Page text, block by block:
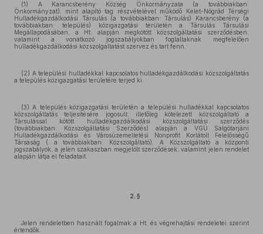
(1) A Karancsberény Község Önkormányzata (a továbbiakban:
Önkormányzat), mint alapító tag részvételével működő Kelet-Nógrád Térségi
Hulladékgazdálkodási Társulás (a továbbiakban: Társulás) Karancsberény (a
továbbiakban: település) közigazgatási területén a Társulás Társulási
Megállapodásában, a Ht. alapján megkötött közszolgáltatási szerződésben,
valamint a vonatkozó jogszabályokban foglaltaknak megfelelően
hulladékgazdálkodási közszolgáltatást szervez és tart fenn.
(2) A települési hulladékkal kapcsolatos hulladékgazdálkodási közszolgáltatás
a település közigazgatási területére terjed ki.
(3) A település közigazgatási területén a települési hulladékkal kapcsolatos
közszolgáltatás teljesítésére jogosult, illetőleg kötelezett közszolgáltató a
Társulással kötött hulladékgazdálkodási közszolgáltatási szerződés
(továbbiakban: Közszolgáltatási Szerződés) alapján a VGÜ Salgótarjáni
Hulladékgazdálkodási és Városüzemeltetési Nonprofit Korlátolt Felelősségű
Társaság ( a továbbiakban: Közszolgáltató). A Közszolgáltató a központi
jogszabályok, a jelen szakaszban megjelölt szerződések, valamint jelen rendelet
alapján látja el feladatait.
2. §
Jelen rendeletben használt fogalmak a Ht. és végrehajtási rendeletei szerint
értendők.